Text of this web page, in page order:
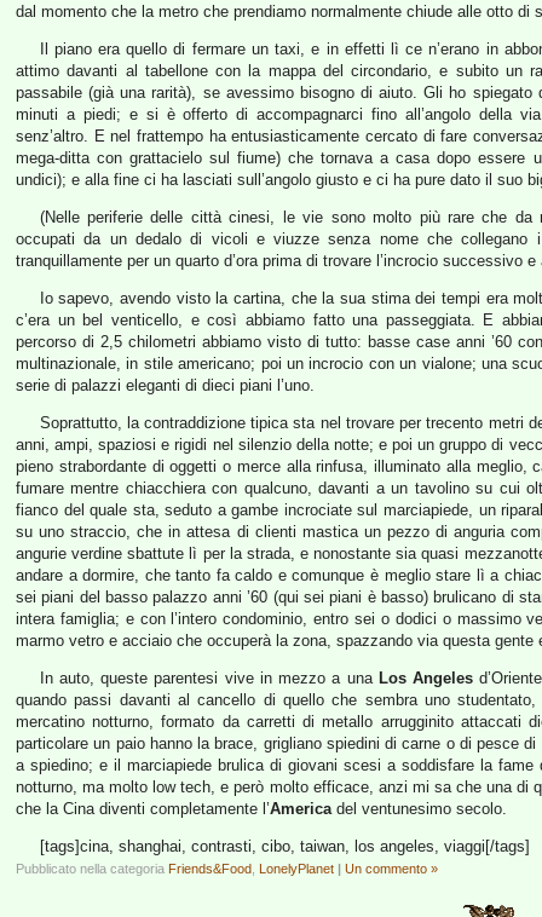
dal momento che la metro che prendiamo normalmente chiude alle otto di
Il piano era quello di fermare un taxi, e in effetti lì ce n’erano in
attimo davanti al tabellone con la mappa del circondario, e subito un
passabile (già una rarità), se avessimo bisogno di aiuto. Gli ho
minuti a piedi; e si è offerto di accompagnarci fino all’angolo della
senz’altro. E nel frattempo ha entusiasticamente cercato di fare
mega-ditta con grattacielo sul fiume) che tornava a casa dopo essere
undici); e alla fine ci ha lasciati sull’angolo giusto e ci ha pure dato il suo
(Nelle periferie delle città cinesi, le vie sono molto più rare che
occupati da un dedalo di vicoli e viuzze senza nome che collegano
tranquillamente per un quarto d’ora prima di trovare l’incrocio successivo
Io sapevo, avendo visto la cartina, che la sua stima dei tempi era
c’era un bel venticello, e così abbiamo fatto una passeggiata. E
percorso di 2,5 chilometri abbiamo visto di tutto: basse case anni ’60
multinazionale, in stile americano; poi un incrocio con un vialone; una
serie di palazzi eleganti di dieci piani l’uno.
Soprattutto, la contraddizione tipica sta nel trovare per trecento metri
anni, ampi, spaziosi e rigidi nel silenzio della notte; e poi un gruppo di
pieno strabordante di oggetti o merce alla rinfusa, illuminato alla
fumare mentre chiacchiera con qualcuno, davanti a un tavolino su cui
fianco del quale sta, seduto a gambe incrociate sul marciapiede, un
su uno straccio, che in attesa di clienti mastica un pezzo di anguria
angurie verdine sbattute lì per la strada, e nonostante sia quasi
andare a dormire, che tanto fa caldo e comunque è meglio stare lì a
sei piani del basso palazzo anni ’60 (qui sei piani è basso) brulicano di
intera famiglia; e con l’intero condominio, entro sei o dodici o massimo
marmo vetro e acciaio che occuperà la zona, spazzando via questa
In auto, queste parentesi vive in mezzo a una Los Angeles
quando passi davanti al cancello di quello che sembra uno
mercatino notturno, formato da carretti di metallo arrugginito attaccati
particolare un paio hanno la brace, grigliano spiedini di carne o di pesce
a spiedino; e il marciapiede brulica di giovani scesi a soddisfare la fame
notturno, ma molto low tech, e però molto efficace, anzi mi sa che una di
che la Cina diventi completamente l’America del ventunesimo secolo.
[tags]cina, shanghai, contrasti, cibo, taiwan, los angeles, viaggi[/tags]
Pubblicato nella categoria Friends&Food LonelyPlanet | Un commento »